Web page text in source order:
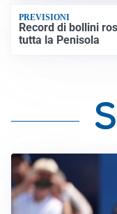
PREVISIONI
Record di bollini
tutta la Penisola